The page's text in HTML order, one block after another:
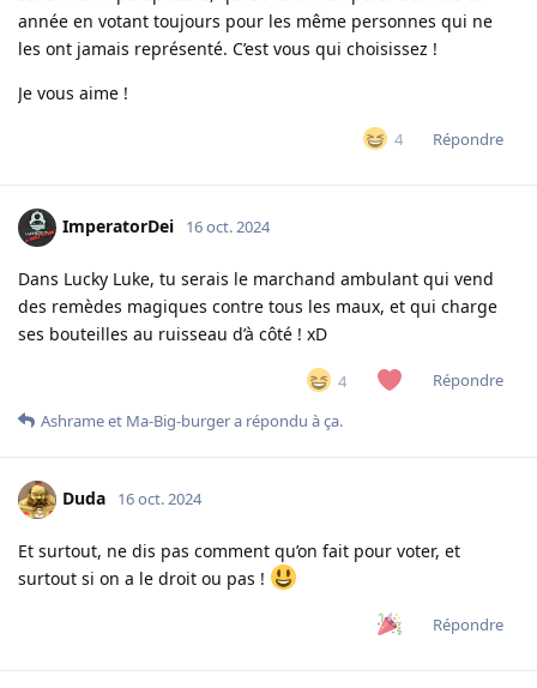
année en votant toujours pour les même personnes qui ne
les ont jamais représenté. C’est vous qui choisissez !
Je vous aime !
4 Répondre
ImperatorDei 16 oct. 2024
Dans Lucky Luke, tu serais le marchand ambulant qui vend
des remèdes magiques contre tous les maux, et qui charge
ses bouteilles au ruisseau d’à côté ! xD
4
Répondre
Ashrameet Ma-Big-burgera répondu à ça.
Duda 16 oct. 2024
Et surtout, ne dis pas comment qu’on fait pour voter, et
surtout si on a le droit ou pas !
Répondre